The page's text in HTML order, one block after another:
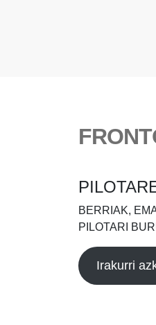
BERRIAK,
PILOTARI
Irakurri